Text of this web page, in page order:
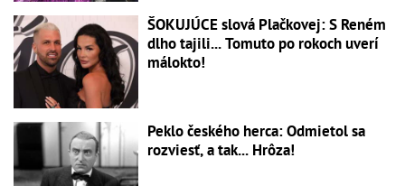
ŠOKUJÚCE slová Plačkovej: S Reném
dlho tajili... Tomuto po rokoch uverí
málokto!
Peklo českého herca: Odmietol sa
rozviesť, a tak... Hrôza!